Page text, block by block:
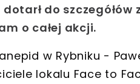
dotarł do
o całej akcji.
w Rybniku -
lokalu Face to